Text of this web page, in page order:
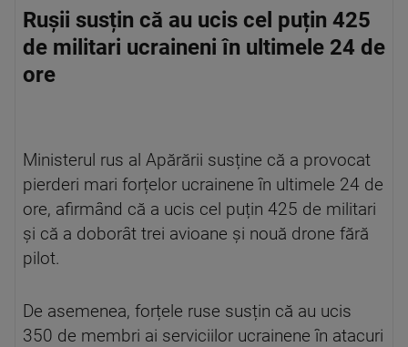
Rușii susțin că au ucis cel puțin 425
de militari ucraineni în ultimele 24 de
ore
Ministerul rus al Apărării susține că a provocat
pierderi mari forțelor ucrainene în ultimele 24 de
ore, afirmând că a ucis cel puțin 425 de militari
și că a doborât trei avioane și nouă drone fără
pilot.
De asemenea, forțele ruse susțin că au ucis
350 de membri ai serviciilor ucrainene în atacuri